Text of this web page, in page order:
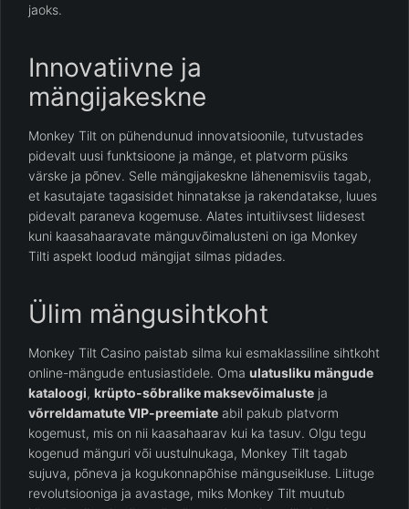
jaoks.
Innovatiivne ja
mängijakeskne
Monkey Tilt on pühendunud innovatsioonile, tutvustades
pidevalt uusi funktsioone ja mänge, et platvorm püsiks
värske ja põnev. Selle mängijakeskne lähenemisviis tagab,
et kasutajate tagasisidet hinnatakse ja rakendatakse, luues
pidevalt paraneva kogemuse. Alates intuitiivsest liidesest
kuni kaasahaaravate mänguvõimalusteni on iga Monkey
Tilti aspekt loodud mängijat silmas pidades.
Ülim mängusihtkoht
Monkey Tilt Casino paistab silma kui esmaklassiline sihtkoht
online-mängude entusiastidele. Oma ulatusliku mängude
kataloogi, krüpto-sõbralike maksevõimaluste ja
võrreldamatute VIP-preemiate abil pakub platvorm
kogemust, mis on nii kaasahaarav kui ka tasuv. Olgu tegu
kogenud mänguri või uustulnukaga, Monkey Tilt tagab
sujuva, põneva ja kogukonnapõhise mänguseikluse. Liituge
revolutsiooniga ja avastage, miks Monkey Tilt muutub